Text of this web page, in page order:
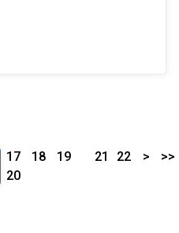
17 18
19
20
21 22 > >>